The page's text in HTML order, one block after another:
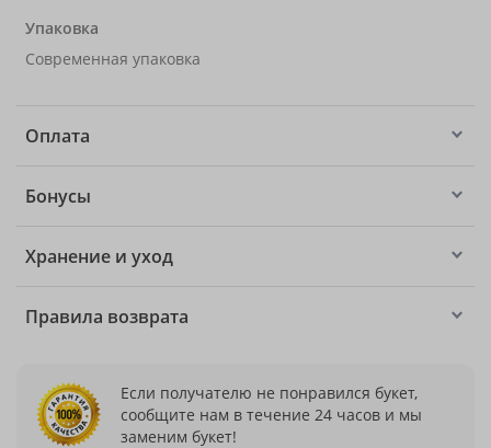
Упаковка
Современная упаковка
Оплата
Бонусы
Хранение и уход
Правила возврата
Если получателю не понравился букет,
сообщите нам в течение 24 часов и мы
заменим букет!